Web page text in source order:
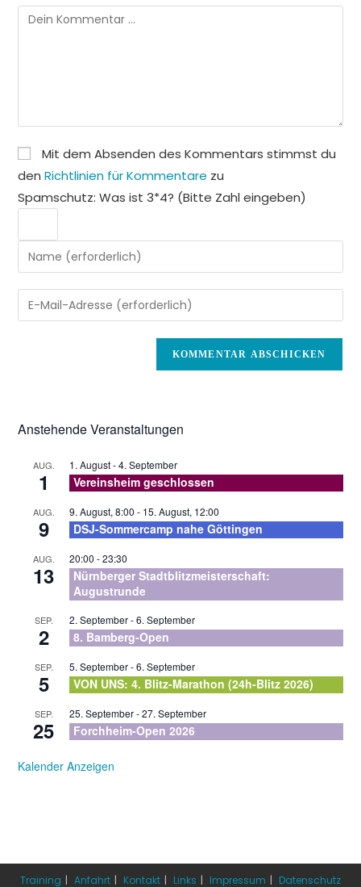
Kommentar
Mit dem Absenden des Kommentars stimmst du
denRichtlinien für Kommentare zu
Spamschutz: Was ist 3*4? (Bitte Zahl eingeben)
Gib
deinen
Namen
oder
Gib
deine
ein
Anstehende Veranstaltungen
AUG.
1
1. August-4. September
Vereinsheim geschlossen
AUG.
9
9. August, 8:00 - 15. August, 12:00
DSJ-Sommercamp nahe Göttingen
AUG.
13
20:00 -23:30
Nürnberger Stadtblitzmeisterschaft:
Augustrunde
SEP.
2
2. September-6. September
8. Bamberg-Open
SEP.
5
5. September-6. September
VON UNS: 4. Blitz-Marathon (24h-Blitz 2026)
SEP.
25
25. September-27. September
Forchheim-Open 2026
Kalender Anzeigen
Training Anfahrt Kontakt Links Impressum Datenschutz